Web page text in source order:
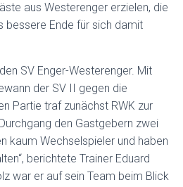
aus Westerenger erzielen, die
bessere Ende für sich damit
SV Enger-Westerenger. Mit
der SV II gegen die
Partie traf zunächst RWK zur
den Gastgebern zwei
kaum Wechselspieler und haben
berichtete Trainer Eduard
war er auf sein Team beim Blick